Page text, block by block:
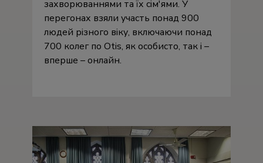
захворюваннями та їх сім'ями. У
перегонах взяли участь понад 900
людей різного віку, включаючи понад
700 колег по Otis, як особисто, так і –
вперше – онлайн.